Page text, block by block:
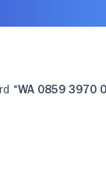
“WA 0859 3970